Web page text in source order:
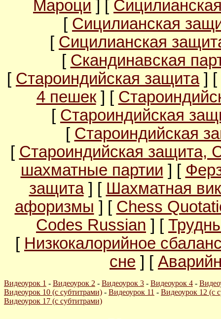
Мароци ] [
[ Сицилианская
[ Сицилианская
[ Скандинавская
[ Староиндийская защита] [
4 пешек] [
[ Староиндийская
[ Староиндийская
[ Староиндийская защита,
шахматные партии ] [
защита] [ Шахматная
афоризмы ] [ Chess
Codes Russian ] [
[ Низкокалорийное
сне ] [
Видеоурок 1 - Видеоурок 2 - Видеоурок 3 - Видеоурок 4 -
Видеоурок 10 (с субтитрами) - Видеоурок 11 - Видеоурок 12 (с
Видеоурок 17 (с субтитрами)